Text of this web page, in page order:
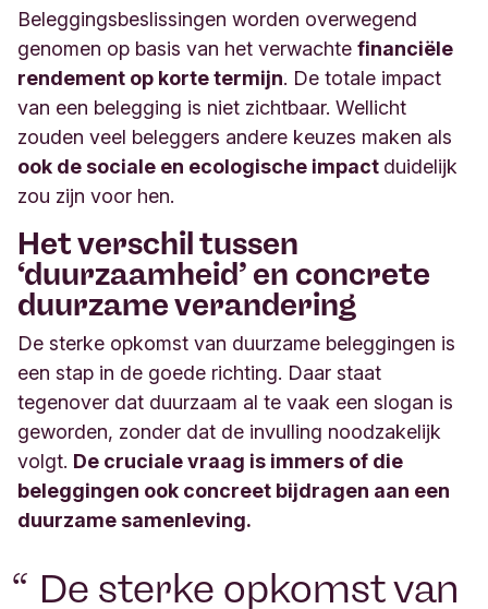
Beleggingsbeslissingen worden overwegend
genomen op basis van het verwachte financiële
rendement op korte termijn. De totale impact
van een belegging is niet zichtbaar. Wellicht
zouden veel beleggers andere keuzes maken als
ook de sociale en ecologische impact duidelijk
zou zijn voor hen.
Het verschil tussen
‘duurzaamheid’ en concrete
duurzame verandering
De sterke opkomst van duurzame beleggingen is
een stap in de goede richting. Daar staat
tegenover dat duurzaam al te vaak een slogan is
geworden, zonder dat de invulling noodzakelijk
volgt. De cruciale vraag is immers of die
beleggingen ook concreet bijdragen aan een
duurzame samenleving.
De sterke opkomst van